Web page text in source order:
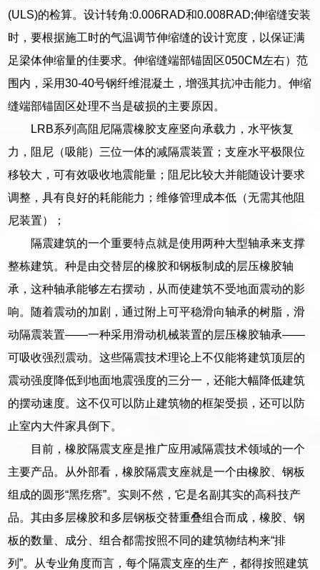
(ULS)的检算。设计转角:0.006RAD和0.008RAD;伸缩缝安装
时，要根据施工时的气温调节伸缩缝的设计宽度，以保证满
足梁体伸缩量的佳要求。伸缩缝端部锚固区050CM左右）范
围内，采用30-40号钢纤维混凝土，增强其抗冲击能力。伸缩
缝端部锚固区处理不当是破损的主要原因。
LRB系列高阻尼隔震橡胶支座竖向承载力，水平恢复
力，阻尼（吸能）三位一体的减隔震装置；支座水平极限位
移较大，可有效吸收地震能量；阻尼比较大并能随设计要求
调整，具有良好的耗能能力；维修管理成本低（无需其他阻
尼装置）；
隔震建筑的一个重要特点就是使用两种大型轴承来支撑
整栋建筑。种是由交替层的橡胶和钢板制成的层压橡胶轴
承，这种轴承能够左右摆动，从而使建筑不受地面震动的影
响。随着震动的加剧，通过附上可平稳滑向轴承的树脂，滑
动隔震装置——一种采用滑动机械装置的层压橡胶轴承——
可吸收强烈震动。这些隔震技术理论上不仅能将建筑顶层的
震动强度降低到地面地震强度的三分一，还能大幅降低建筑
的摆动速度。这不仅可以防止建筑物的框架受损，还可以防
止室内大件家具倒下。
目前，橡胶隔震支座是推广应用减隔震技术领域的一个
主要产品。从外部看，橡胶隔震支座就是一个由橡胶、钢板
组成的圆形“黑疙瘩”。实则不然，它是名副其实的高科技产
品。其由多层橡胶和多层钢板交替重叠组合而成，橡胶、钢
板的数量、成分、组合都需按照不同的建筑物结构来“排
列”。从专业角度而言，每个隔震支座的生产，都得按照建筑